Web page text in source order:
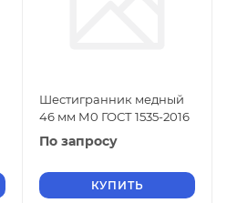
Шестигранник медный
46 мм М0 ГОСТ 1535-2016
По запросу
КУПИТЬ